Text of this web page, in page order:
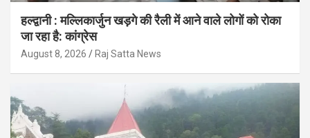
हल्द्वानी : मल्लिकार्जुन खड़गे की रैली में आने वाले लोगों को रोका
जा रहा है: कांग्रेस
August 8, 2026 Raj Satta News